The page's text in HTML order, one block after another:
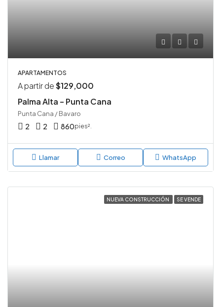
APARTAMENTOS
A partir de$129,000
Palma Alta – Punta Cana
Punta Cana / Bavaro
2 2 860pies².
Llamar Correo WhatsApp
NUEVA CONSTRUCCIÓN SE VENDE